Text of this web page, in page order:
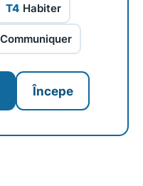
T4 Habiter
Communiquer
Începe